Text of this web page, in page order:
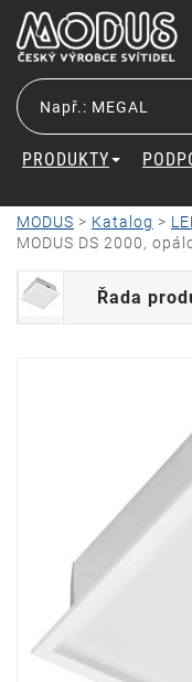
PRODUKTY
MODUS > Katalog >
MODUS DS 2000,
Řada